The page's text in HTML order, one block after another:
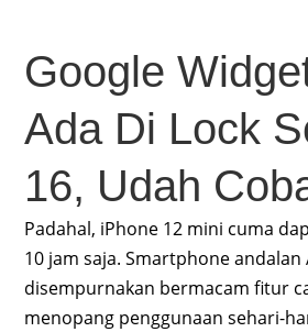
Google
Ada Di Lock
16, Udah
Padahal, iPhone 12 mini cuma
10 jam saja. Smartphone andalan
disempurnakan bermacam fitur
menopang penggunaan sehari-